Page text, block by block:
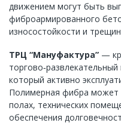
движением могут быть
фиброармированного
износостойкости и
ТРЦ “Мануфактура” —
который активно
Полимерная фибра
полах, технических
обеспечения